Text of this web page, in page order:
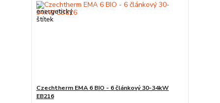
Czechtherm EMA 6 BIO - 6 článkový 30-34kW
EB216